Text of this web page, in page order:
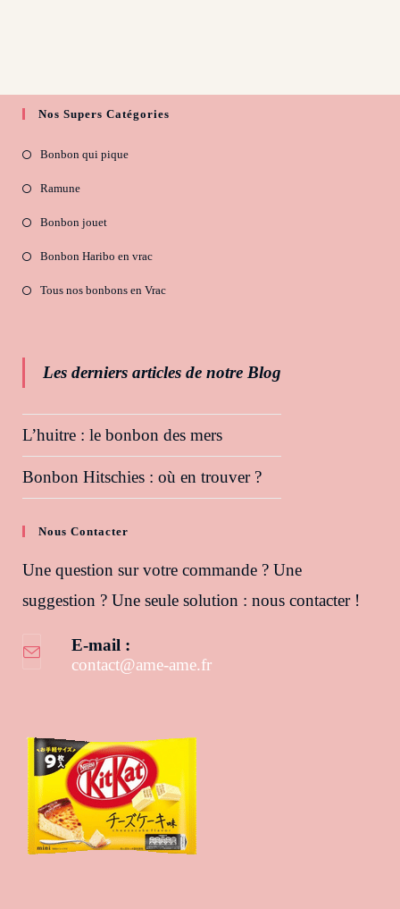
Nos Supers Catégories
Bonbon qui pique
Ramune
Bonbon jouet
Bonbon Haribo en vrac
Tous nos bonbons en Vrac
Les derniers articles de notre Blog
L’huitre : le bonbon des mers
Bonbon Hitschies : où en trouver ?
Nous Contacter
Une question sur votre commande ? Une
suggestion ? Une seule solution : nous contacter !
E-mail :
contact@ame-ame.frS’ouvre dans votre application